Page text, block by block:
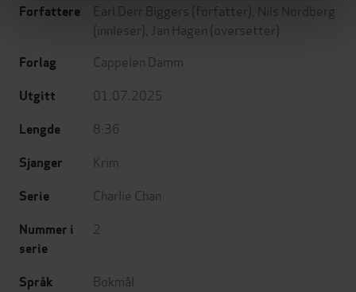
Forfattere Earl Derr Biggers (forfatter), Nils Nordberg
(innleser),
Jan Hagen (oversetter)
Forlag Cappelen Damm
Utgitt 01.07.2025
Lengde 8:36
Sjanger Krim
Serie Charlie Chan
Nummer i
serie
2
Språk Bokmål